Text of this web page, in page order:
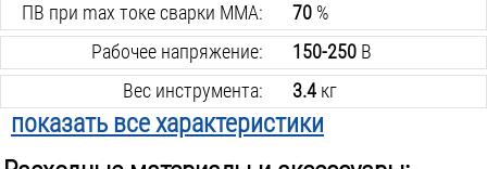
ПВ при max токе сварки MMA:
70%
Рабочее напряжение:
150-250В
Вес инструмента:
3.4кг
Min сварочный ток MMA:
10А
показать все характеристики